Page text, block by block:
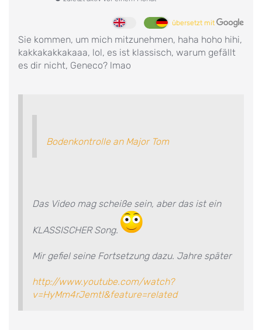
übersetzt mit
Sie kommen, um mich mitzunehmen, haha hoho hihi,
kakkakakkakaaa, lol, es ist klassisch, warum gefällt
es dir nicht, Geneco? lmao
Bodenkontrolle an Major Tom
Das Video mag scheiße sein, aber das ist ein
KLASSISCHER Song.
Mir gefiel seine Fortsetzung dazu. Jahre später
http://www.youtube.com/watch?
v=HyMm4rJemtI&feature=related